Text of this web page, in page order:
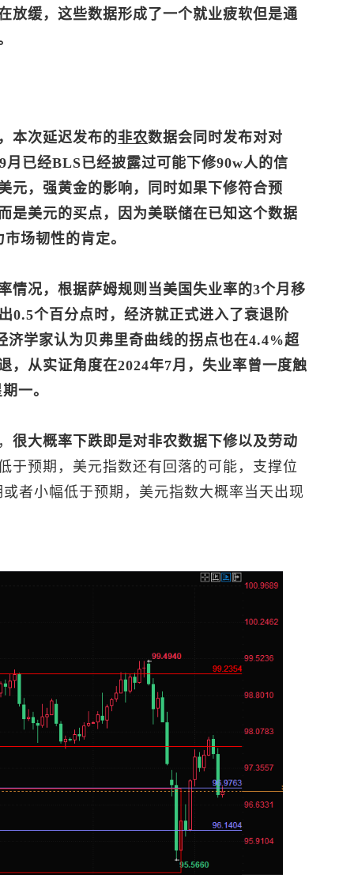
放缓，这些数据形成了一个就业疲软但是通
本次延迟发布的非农数据会同时发布对对
已经BLS已经披露过可能下修90w人的信
元，强黄金的影响，同时如果下修符合预
是美元的买点，因为美联储在已知这个数据
场韧性的肯定。
情况，根据萨姆规则当美国失业率的3个月移
0.5个百分点时，经济就正式进入了衰退阶
学家认为贝弗里奇曲线的拐点也在4.4%超
，从实证角度在2024年7月，失业率曾一度触
一。
很大概率下跌即是对非农数据下修以及劳动
于预期， 美元指数还有回落的可能，支撑位
者小幅低于预期， 美元指数大概率当天出现